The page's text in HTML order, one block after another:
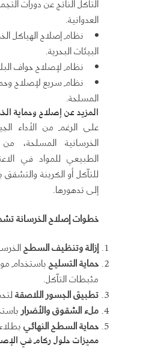
التآكل الناتج عن دورات
العدوانية.
نظام إصلاح الهياكل
البيئات البحرية.
نظام لإصلاح حواف
نظام سريع لإصلاح
المسلحة.
المزيد عن إصلاح وحماية
على الرغم من الأداء
الخرسانية المسلحة،
الطبيعي للمواد في
للتآكل أو الكربنة
إلى تدهورها.
خطوات إصلاح الخرسانة
إزالة وتنظيف السطح
حماية التسليحباستخدام
مثبطات التآكل.
تطبيق الجسور اللاصقة
ملء الشقوق والأضرار
حماية السطح النهائي
مميزات حلولركامفي